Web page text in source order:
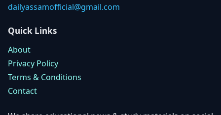
dailyassamofficial@gmail.com
Quick Links
About
Privacy Policy
Terms & Conditions
Contact